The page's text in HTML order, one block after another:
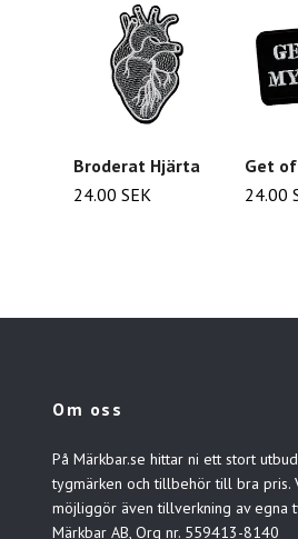
Broderat Hjärta
24.00 SEK
Get
24.00
Om oss
På Märkbar.se hittar ni ett stort
tygmärken och tillbehör till bra pris.
möjliggör även tillverkning av egna
Märkbar AB, Org nr. 559413-8140